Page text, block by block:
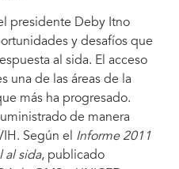
presidente Deby Itno
y desafíos que
al sida. El acceso
una de las áreas de la
más ha progresado.
de manera
Según el Informe 2011
al sida, publicado